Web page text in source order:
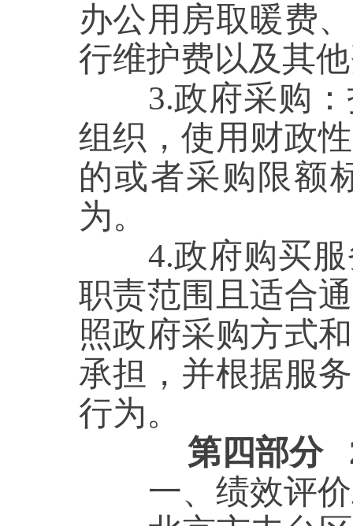
办公用房取暖费
行维护费以及其
3.政府采购 ：
组织，使用 财政性
的或者采购限额
为。
4.政府购买
职责范围且适合
照政府采购方式
承担，并根据服
行为。
第四部分
一、绩效评价